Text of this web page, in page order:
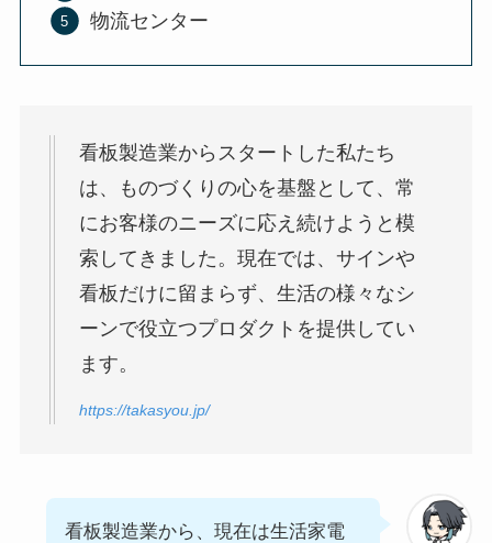
物流センター
看板製造業からスタートした私たち
は、ものづくりの心を基盤として、常
にお客様のニーズに応え続けようと模
索してきました。現在では、サインや
看板だけに留まらず、生活の様々なシ
ーンで役立つプロダクトを提供してい
ます。
https://takasyou.jp/
看板製造業から、現在は生活家電